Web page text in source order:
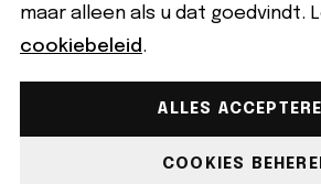
Gemaakt met ♡ copyright © 2026 Qeer.nl
maar alleen als u dat goedvindt.
cookiebeleid .
ALLES
COOKIES